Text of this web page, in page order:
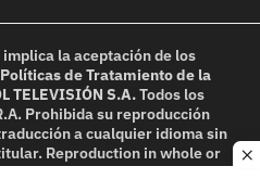
la aceptación de los
Políticas de Tratamiento de la
TELEVISIÓN S.A.Todos los
Prohibida su reproducción
a cualquier idioma sin
Reproduction in whole or
written permission is